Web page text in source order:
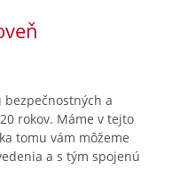
bezpečnostných a
rokov. Máme v tejto
tomu vám môžeme
a s tým spojenú